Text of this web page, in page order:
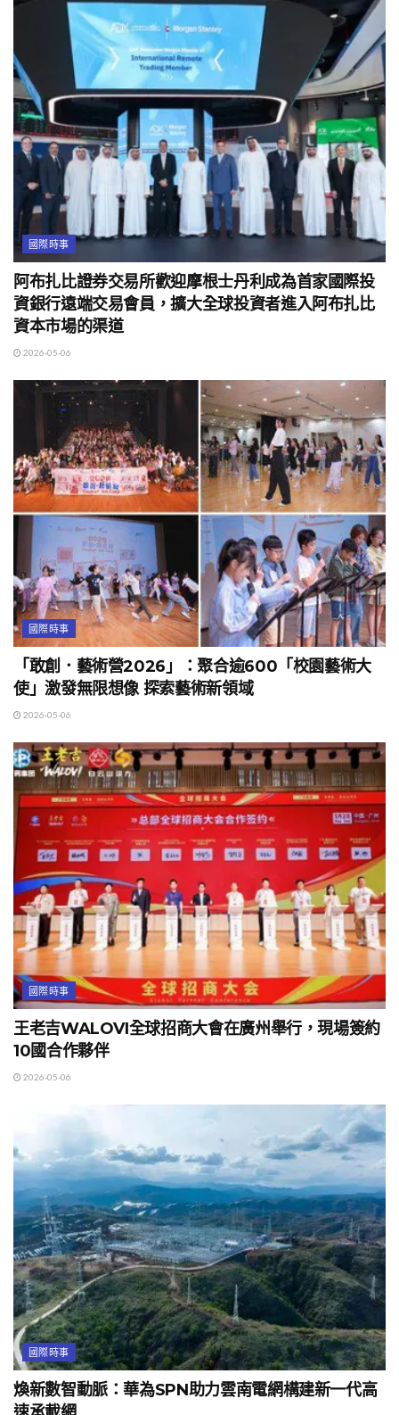
國際時事
阿布扎比證券交易所歡迎摩根士丹利成為首家國際投
資銀行遠端交易會員，擴大全球投資者進入阿布扎比
資本市場的渠道
2026-05-06
國際時事
「敢創．藝術營2026」：聚合逾600「校園藝術大
使」激發無限想像 探索藝術新領域
2026-05-06
國際時事
王老吉WALOVI全球招商大會在廣州舉行，現場簽約
10國合作夥伴
2026-05-06
國際時事
煥新數智動脈：華為SPN助力雲南電網構建新一代高